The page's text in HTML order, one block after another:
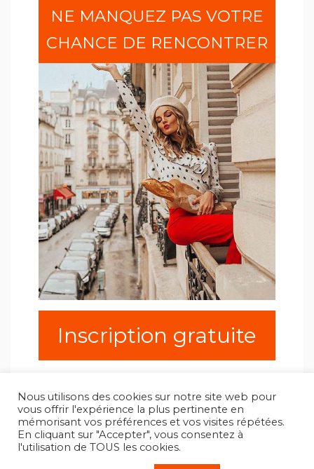
NE MANQUEZ PAS VOTRE
CHANCE DE RENCONTRER
Inscription gratuite
Copyright All Rights Reserved 2025
Nous utilisons des cookies sur notre site web pour
vous offrir l'expérience la plus pertinente en
mémorisant vos préférences et vos visites répétées.
En cliquant sur "Accepter", vous consentez à
l'utilisation de TOUS les cookies.